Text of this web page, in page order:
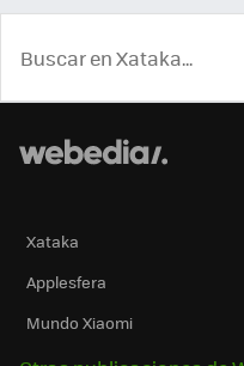
Xataka
Applesfera
Mundo Xiaomi